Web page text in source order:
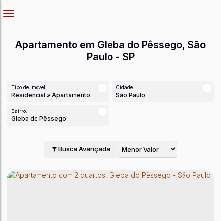
Apartamento em Gleba do Pêssego, São
Paulo - SP
Tipo de Imóvel:
Residencial » Apartamento
Cidade:
São Paulo
Bairro:
Gleba do Pêssego
Busca Avançada